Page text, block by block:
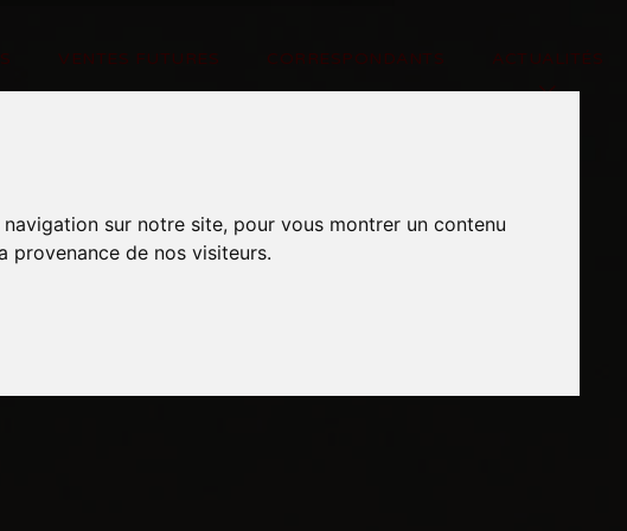
sur notre site, pour vous montrer un contenu
provenance de nos visiteurs.
VENTES FUTURES CORRESPONDANTS ACTUALITÉS